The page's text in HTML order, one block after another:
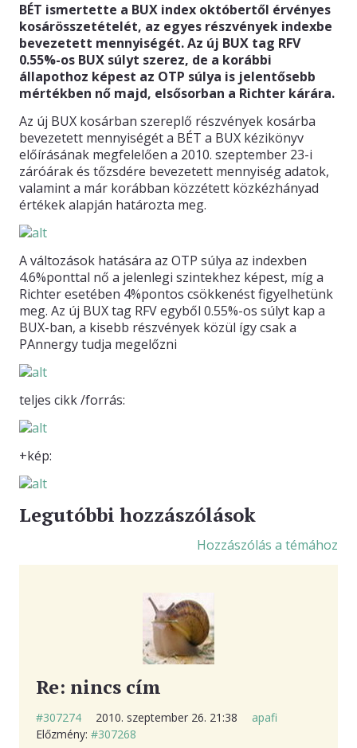
BÉT ismertette a BUX index októbertől érvényes
kosárösszetételét, az egyes részvények indexbe
bevezetett mennyiségét. Az új BUX tag RFV
0.55%-os BUX súlyt szerez, de a korábbi
állapothoz képest az OTP súlya is jelentősebb
mértékben nő majd, elsősorban a Richter kárára.
Az új BUX kosárban szereplő részvények kosárba
bevezetett mennyiségét a BÉT a BUX kézikönyv
előírásának megfelelően a 2010. szeptember 23-i
záróárak és tőzsdére bevezetett mennyiség adatok,
valamint a már korábban közzétett közkézhányad
értékek alapján határozta meg.
A változások hatására az OTP súlya az indexben
4.6%ponttal nő a jelenlegi szintekhez képest, míg a
Richter esetében 4%pontos csökkenést figyelhetünk
meg. Az új BUX tag RFV egyből 0.55%-os súlyt kap a
BUX-ban, a kisebb részvények közül így csak a
PAnnergy tudja megelőzni
teljes cikk /forrás:
+kép:
Legutóbbi hozzászólások
Hozzászólás a témához
Re: nincs cím
#307274 2010. szeptember 26. 21:38
apafi
Előzmény: #307268